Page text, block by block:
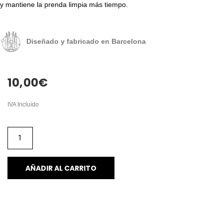
y mantiene la prenda limpia más tiempo.
Diseñado y fabricado en Barcelona
10,00€
IVA Incluído
AÑADIR AL CARRITO